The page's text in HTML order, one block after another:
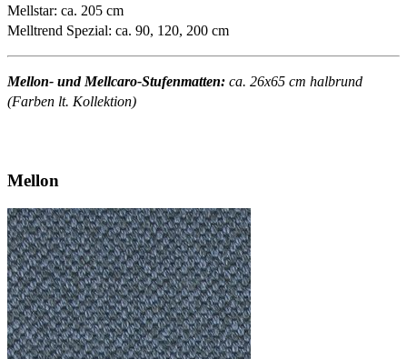
Mellstar: ca. 205 cm
Melltrend Spezial: ca. 90, 120, 200 cm
Mellon- und Mellcaro-Stufenmatten: ca. 26x65 cm halbrund
(Farben lt. Kollektion)
Mellon